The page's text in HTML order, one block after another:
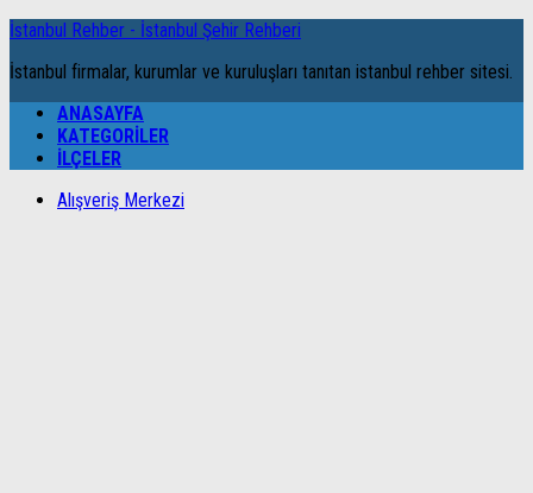
İstanbul Rehber - İstanbul Şehir Rehberi
İstanbul firmalar, kurumlar ve kuruluşları tanıtan istanbul rehber sitesi.
ANASAYFA
KATEGORILER
İLÇELER
Alışveriş Merkezi